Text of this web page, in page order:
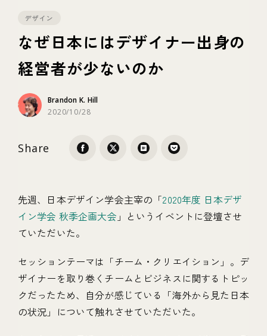
テクノロジー
ブランディング
デザイン
なぜ日本にはデザイナー出身の
経営者が少ないのか
Brandon K. Hill
2020/10/28
Share
先週、日本デザイン学会主宰の「2020年度 日本デザ
イン学会 秋季企画大会 」というイベントに登壇させ
ていただいた。
セッションテーマは「チーム・クリエイション」。デ
ザイナーを取り巻くチームとビジネスに関するトピッ
クだったため、自分が感じている「海外から見た日本
の状況」について触れさせていただいた。